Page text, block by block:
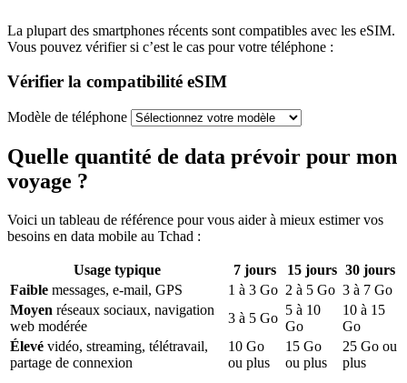
La plupart des smartphones récents sont compatibles avec les eSIM.
Vous pouvez vérifier si c’est le cas pour votre téléphone :
Vérifier la compatibilité eSIM
Modèle de téléphone
Quelle quantité de data prévoir pour mon
voyage ?
Voici un tableau de référence pour vous aider à mieux estimer vos
besoins en data mobile au Tchad :
Usage typique 7 jours 15 jours 30jours
Faible messages, e-mail, GPS 1 à 3 Go 2 à 5 Go 3 à 7 Go
Moyen réseaux sociaux, navigation
web modérée
3 à 5 Go
5 à 10
Go
10 à 15
Go
Élevé vidéo, streaming, télétravail,
partage de connexion
10 Go
ou plus
15 Go
ou plus
25 Go ou
plus